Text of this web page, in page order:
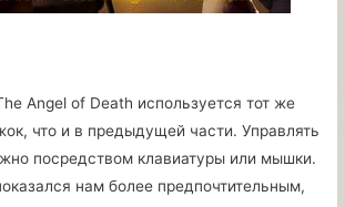
Angel of Death используется тот же
что и в предыдущей части. Управлять
посредством клавиатуры или мышки.
нам более предпочтительным,